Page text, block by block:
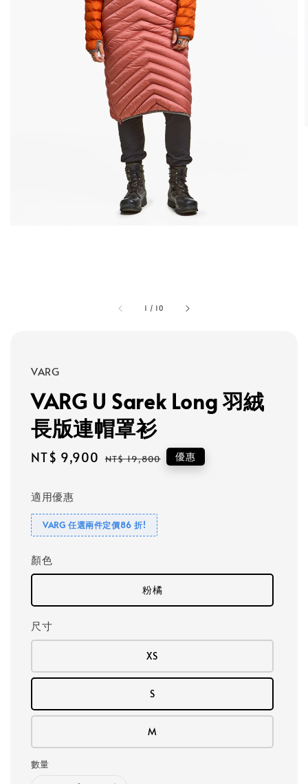
1 / 10
VARG
VARG U Sarek Long 羽絨
長版連帽罩衫
Sale
NT$ 9,900 Regular
NT$ 19,800 優惠
適用優惠
VARG 任選兩件定價86 折!
顏色
粉橘
尺寸
XS
S
M
數量